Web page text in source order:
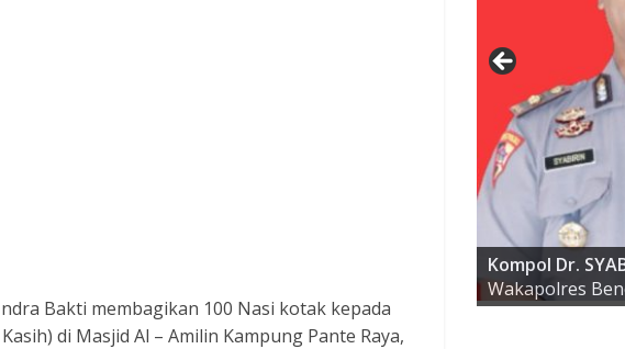
Bakti membagikan 100 Nasi kotak kepada
di Masjid Al – Amilin Kampung Pante Raya,
AKBP ARIS CAI
M.I.K
Kompol Dr.
Wakapolres